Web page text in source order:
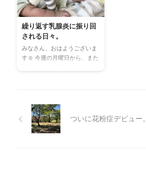
ーキと飾り付け&テーブルコ
ーディネートを担当しました
◡̈♥︎ クリスマスリース第二
弾！！前に作ったリースが枯
新しいものを作り、ハギレで
サンタさんも作ってみました
(ᵔᴥᵔ)❄︎ 前回のはどちらかとい
せたような気が ...
繰り返す乳腺炎に振り回
される日々。
みなさん、おはようございま
す☺︎ 今週の月曜日から、また
が、夜になりなんだかしんど
いなぁ、、、と思いながら眠
りにつきました。 そして夜
中、おっぱいの張りで目が覚
ついに花粉症デビュー。